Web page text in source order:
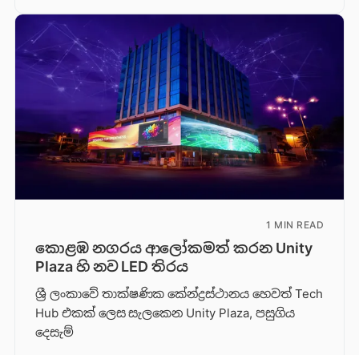
1 MIN READ
කොළඹ නගරය ආලෝකමත් කරන Unity
Plaza හි නව LED තිරය
ශ්‍රී ලංකාවේ තාක්ෂණික කේන්ද්‍රස්ථානය හෙවත් Tech
Hub එකක් ලෙස සැලකෙන Unity Plaza, පසුගිය
දෙසැම්